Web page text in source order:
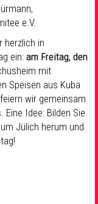
e.V.
herzlich in
ein: am Freitag, den
mit
Speisen aus Kuba
wir gemeinsam
Idee: Bilden Sie
Jülich herum und